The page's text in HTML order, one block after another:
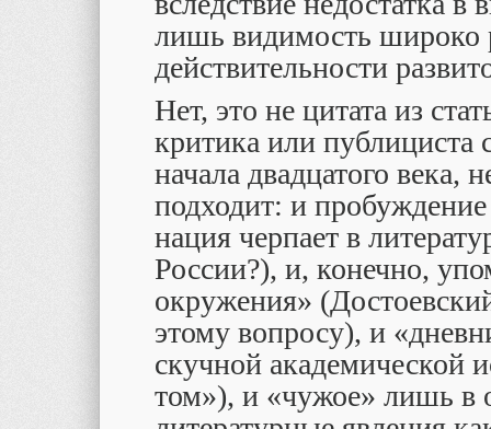
лишь видимость широко
действительности
Нет, это не цитата из
критика или публициста
начала двадцатого века,
подходит: и
нация черпает в
России?), и, конечно,
окружения»
этому вопросу), и
скучной академической
том»), и «чужое» лишь в